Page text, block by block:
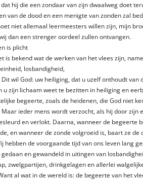
hij die een zondaar van zijn dwaalweg doet
van de dood en een menigte van zonden zal
niet allemaal leermeesters willen zijn, mijn
dan een strenger oordeel zullen ontvangen.
is plicht
is bekend wat de werken van het vlees zijn,
losbandigheid,
Dit wil God: uw heiliging, dat u uzelf onthoudt van
u zijn lichaam weet te bezitten in heiliging en
begeerte, zoals de heidenen, die God niet
Maar ieder mens wordt verzocht, als hij door zijn
en verlokt. Daarna, wanneer de begeerte
en wanneer de zonde volgroeid is, baart ze de
hebben de voorgaande tijd van ons leven lang
en gewandeld in uitingen van
zwelgpartijen, drinkgelagen en allerlei
al wat in de wereld is: de begeerte van het